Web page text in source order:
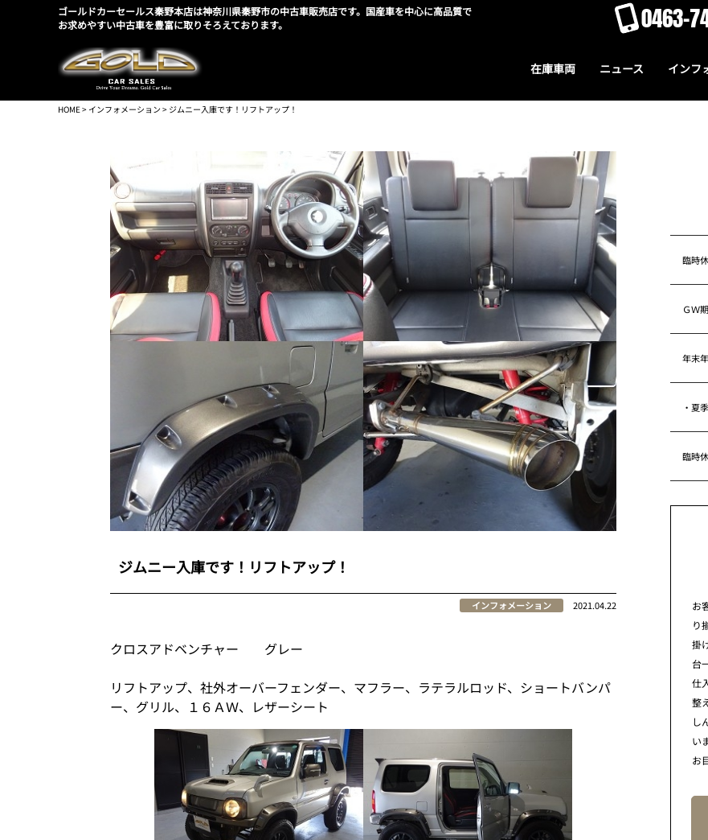
ゴールドカーセールス秦野本店は神奈川県秦野市の中古車販売店です。国産車を中心に高品質で
お求めやすい中古車を豊富に取りそろえております。
0463-
在庫車両 ニュース インフ
HOME> インフォメーション > ジムニー入庫です！リフトアップ！
ジムニー入庫です！リフトアップ！
インフォメーション 2021.04.22
クロスアドベンチャー グレー
リフトアップ、社外オーバーフェンダー、マフラー、ラテラルロッド、ショートバンパ
ー、グリル、１６ＡＷ、レザーシート
臨時
ＧＷ
年末
・夏
臨時
お
り
掛
台
仕
整
し
い
お